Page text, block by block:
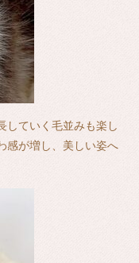
していく毛並みも楽し
感が増し、美しい姿へ